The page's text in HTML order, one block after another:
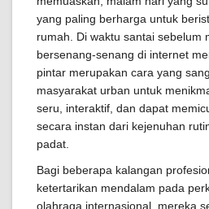
yang paling berharga untuk
rumah. Di waktu santai sebelum
bersenang-senang di internet
pintar merupakan cara yang
masyarakat urban untuk
seru, interaktif, dan dapat
secara instan dari kejenuhan
padat.
Bagi beberapa kalangan
ketertarikan mendalam pada
olahraga internasional, mereka